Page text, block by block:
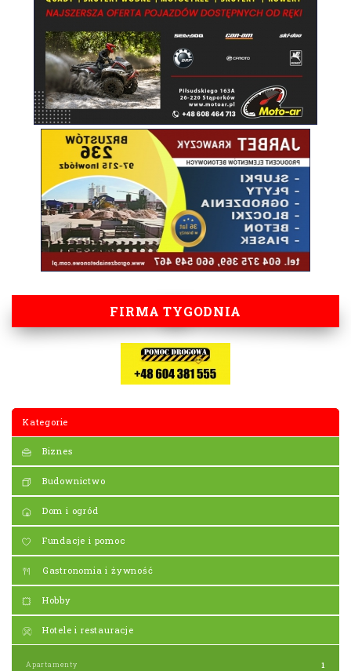
FIRMA TYGODNIA
Kategorie
Biznes
Budownictwo
Dom i ogród
Fundacje i pomoc
Gastronomia i żywność
Hobby
Hotele i restauracje
Apartamenty 1